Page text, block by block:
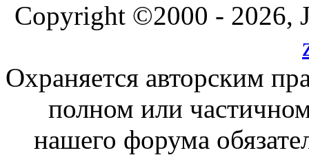
Copyright ©2000 - 2026,
Охраняется авторским
полном или
нашего форума